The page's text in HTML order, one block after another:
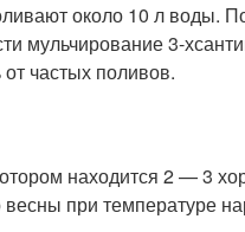
около 10 л воды.
мульчирование 3-
частых поливов.
находится 2 — 3
при температуре